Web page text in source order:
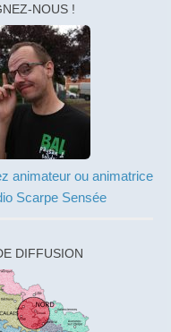
NOUS !
animateur ou animatrice
Scarpe Sensée
DIFFUSION